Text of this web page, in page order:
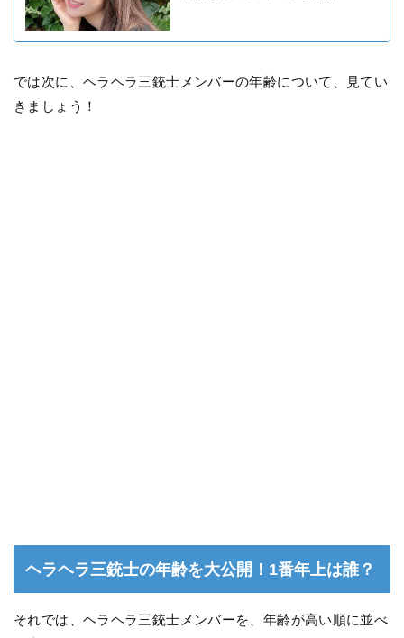
では次に、ヘラヘラ三銃士メンバーの年齢について、見てい
きましょう！
ヘラヘラ三銃士の年齢を大公開！1番年上は誰？
それでは、ヘラヘラ三銃士メンバーを、年齢が高い順に並べ